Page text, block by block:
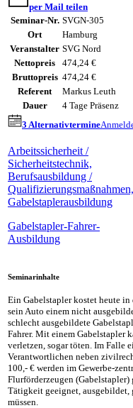
per Mail teilen
Seminar-Nr. SVGN-305
Ort
Hamburg
Veranstalter SVG Nord
Nettopreis
474,24 €
Bruttopreis 474,24 €
Referent
Markus Leuth
Dauer
4 Tage Präsenz
3 Alternativtermine
Arbeitssicherheit /
Sicherheitstechnik,
Berufsausbildung /
Qualifizierungsmaßnahmen,
Gabelstaplerausbildung
Gabelstapler-Fahrer-
Ausbildung
Seminarinhalte
Ein Gabelstapler kostet heute
sein Auto einem nicht
schlecht ausgebildete
Fahrer. Mit einem Gabelstapler
verletzen, sogar töten. Im Falle
Verantwortlichen neben
100,- € werden im Gewerbe-
Flurförderzeugen
Tätigkeit geeignet, ausgebildet,
müssen.